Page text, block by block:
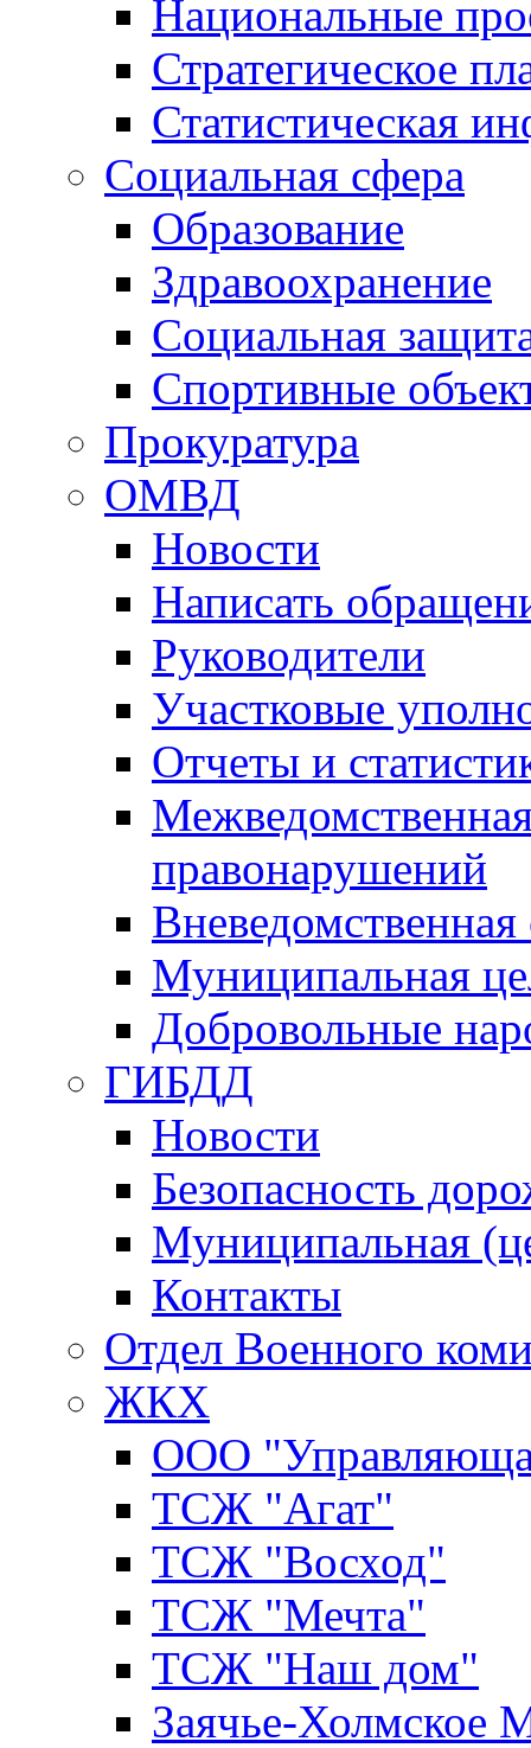
Национальные
Стратегическое
Статистическая
Социальная сфера
Образование
Здравоохранение
Социальная
Спортивные
Прокуратура
ОМВД
Новости
Написать
Руководители
Участковые
Отчеты и
правонарушений
Вневедомственная
Муниципальная
Добровольные
ГИБДД
Новости
Безопасность
Муниципальная
Контакты
Отдел Военного
ЖКХ
ООО
ТСЖ "Агат"
ТСЖ "Восход"
ТСЖ "Мечта"
ТСЖ "Наш дом"
Заячье-